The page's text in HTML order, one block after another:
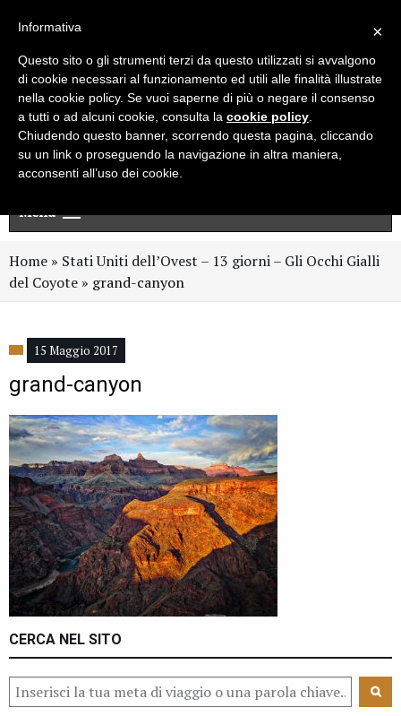
Newsletter
Menu
Home » Stati Uniti dell’Ovest – 13 giorni – Gli Occhi Gialli
del Coyote » grand-canyon
15 Maggio 2017
grand-canyon
CERCA NEL SITO
×
Informativa
Questo sito o gli strumenti terzi da questo utilizzati si avvalgono
di cookie necessari al funzionamento ed utili alle finalità illustrate
nella cookie policy. Se vuoi saperne di più o negare il consenso
a tutti o ad alcuni cookie, consulta la cookie policy
Chiudendo questo banner, scorrendo questa pagina, cliccando
su un link o proseguendo la navigazione in altra maniera,
acconsenti all’uso dei cookie.